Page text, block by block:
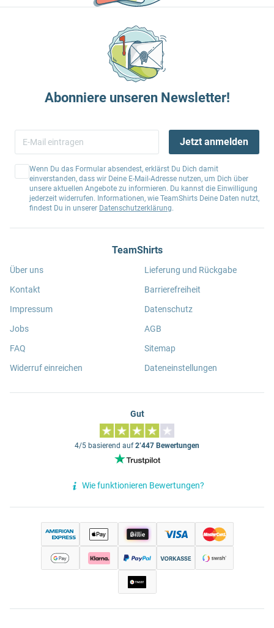
Abonniere unseren Newsletter!
Jetzt anmelden
Wenn Du das Formular absendest, erklärst Du Dich damit
einverstanden, dass wir Deine E-Mail-Adresse nutzen, um Dich über
unsere aktuellen Angebote zu informieren. Du kannst die Einwilligung
jederzeit widerrufen. Informationen, wie TeamShirts Deine Daten nutzt,
findest Du in unserer Datenschutzerklärung.
TeamShirts
Über uns
Kontakt
Impressum
Jobs
FAQ
Widerruf einreichen
Lieferung und Rückgabe
Barrierefreiheit
Datenschutz
AGB
Sitemap
Dateneinstellungen
Gut
4/5 basierend auf2’447 Bewertungen
Wie funktionieren Bewertungen?